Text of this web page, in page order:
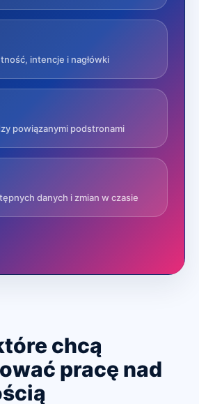
intencje i nagłówki
powiązanymi podstronami
danych i zmian w czasie
chcą
pracę nad